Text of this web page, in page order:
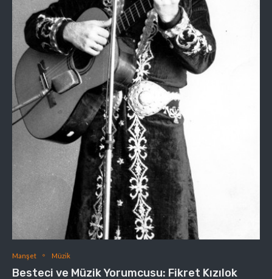
Manşet Müzik
Besteci ve Müzik Yorumcusu: Fikret Kızılok